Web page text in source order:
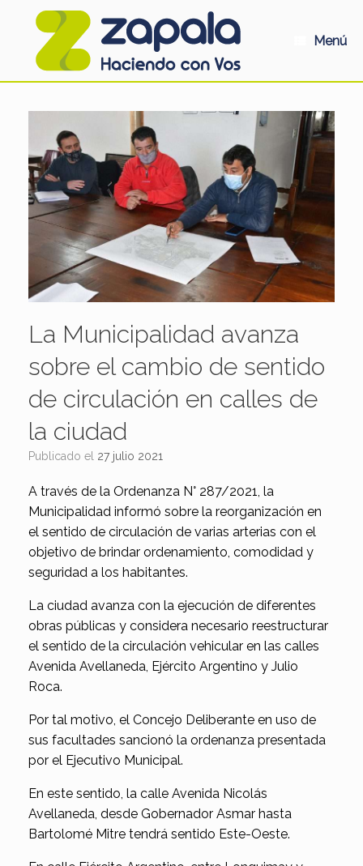
Menú
La Municipalidad avanza
sobre el cambio de sentido
de circulación en calles de
la ciudad
Publicado el 27 julio 2021
A través de la Ordenanza N° 287/2021, la
Municipalidad informó sobre la reorganización en
el sentido de circulación de varias arterias con el
objetivo de brindar ordenamiento, comodidad y
seguridad a los habitantes.
La ciudad avanza con la ejecución de diferentes
obras públicas y considera necesario reestructurar
el sentido de la circulación vehicular en las calles
Avenida Avellaneda, Ejército Argentino y Julio
Roca.
Por tal motivo, el Concejo Deliberante en uso de
sus facultades sancionó la ordenanza presentada
por el Ejecutivo Municipal.
En este sentido, la calle Avenida Nicolás
Avellaneda, desde Gobernador Asmar hasta
Bartolomé Mitre tendrá sentido Este-Oeste.